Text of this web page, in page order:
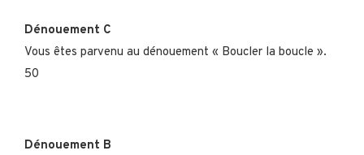
Dénouement C
Vous êtes parvenu au dénouement « Boucler la boucle ».
50
Dénouement B